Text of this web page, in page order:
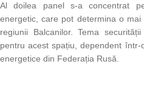
Al doilea panel s-a concentrat
energetic, care pot determina o
regiunii Balcanilor. Tema
pentru acest spațiu, dependent
energetice din Federația Rusă.